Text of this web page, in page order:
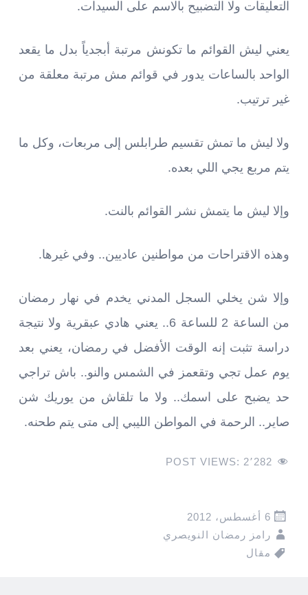
التعليقات ولا التضبيح بالاسم على السيدات.
يعني ليش القوائم ما تكونش مرتبة أبجدياً بدل ما يقعد
الواحد بالساعات يدور في قوائم مش مرتبة معلقة من
غير ترتيب.
ولا ليش ما تمش تقسيم طرابلس إلى مربعات، وكل ما
يتم مربع يجي اللي بعده.
وإلا ليش ما يتمش نشر القوائم بالنت.
وهذه الاقتراحات من مواطنين عاديين.. وفي غيرها.
وإلا شن يخلي السجل المدني يخدم في نهار رمضان
من الساعة 2 للساعة 6.. يعني هادي عبقرية ولا نتيجة
دراسة تثبت إنه الوقت الأفضل في رمضان، يعني بعد
يوم عمل تجي وتقعمز في الشمس والنو.. باش تراجي
حد يضبح على اسمك.. ولا ما تلقاش من يوريك شن
صاير.. الرحمة في المواطن الليبي إلى متى يتم طحنه.
POST VIEWS: 2٬282
6 أغسطس، 2012
رامز رمضان النويصري
مقال